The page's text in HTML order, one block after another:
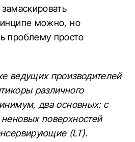
можно, но
проблему просто
ведущих производителей
различного
два основных: с
поверхностей
(LT).